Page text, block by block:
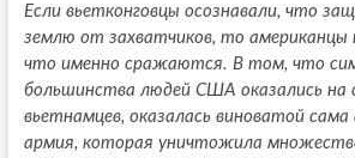
Если вьетконговцы осознавали, что
землю от захватчиков, то американцы
что именно сражаются. В том, что
большинства людей США оказались на
вьетнамцев, оказалась виноватой сама
армия, которая уничтожила